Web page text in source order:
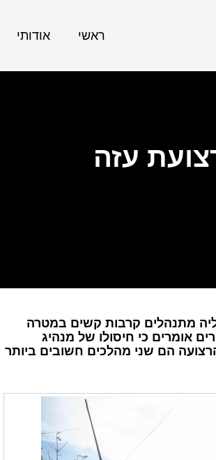
ראשי אודותי
עזה
מתנהלים קרבות קשים במטרה
אומרים כי חיסולו של מנהיג
הם שני מהלכים חשובים ביותר